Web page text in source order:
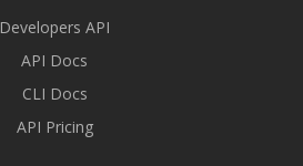
Developers API
API Docs
CLI Docs
API Pricing